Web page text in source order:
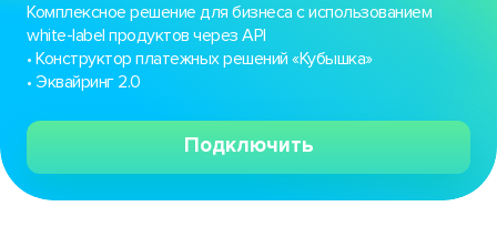
Комплексное решение для бизнеса с использованием
white-label продуктов через API
• Конструктор платежных решений «Кубышка»
• Эквайринг 2.0
Подключить